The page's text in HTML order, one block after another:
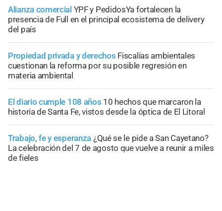
Alianza comercial YPF y PedidosYa fortalecen la
presencia de Full en el principal ecosistema de delivery
del país
Propiedad privada y derechos Fiscalías ambientales
cuestionan la reforma por su posible regresión en
materia ambiental
El diario cumple 108 años 10 hechos que marcaron la
historia de Santa Fe, vistos desde la óptica de El Litoral
Trabajo, fe y esperanza ¿Qué se le pide a San Cayetano?
La celebración del 7 de agosto que vuelve a reunir a miles
de fieles